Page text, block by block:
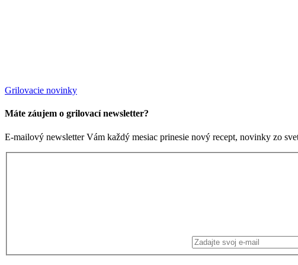
Grilovacie novinky
Máte záujem o grilovací newsletter?
E-mailový newsletter Vám každý mesiac prinesie nový recept, novinky zo